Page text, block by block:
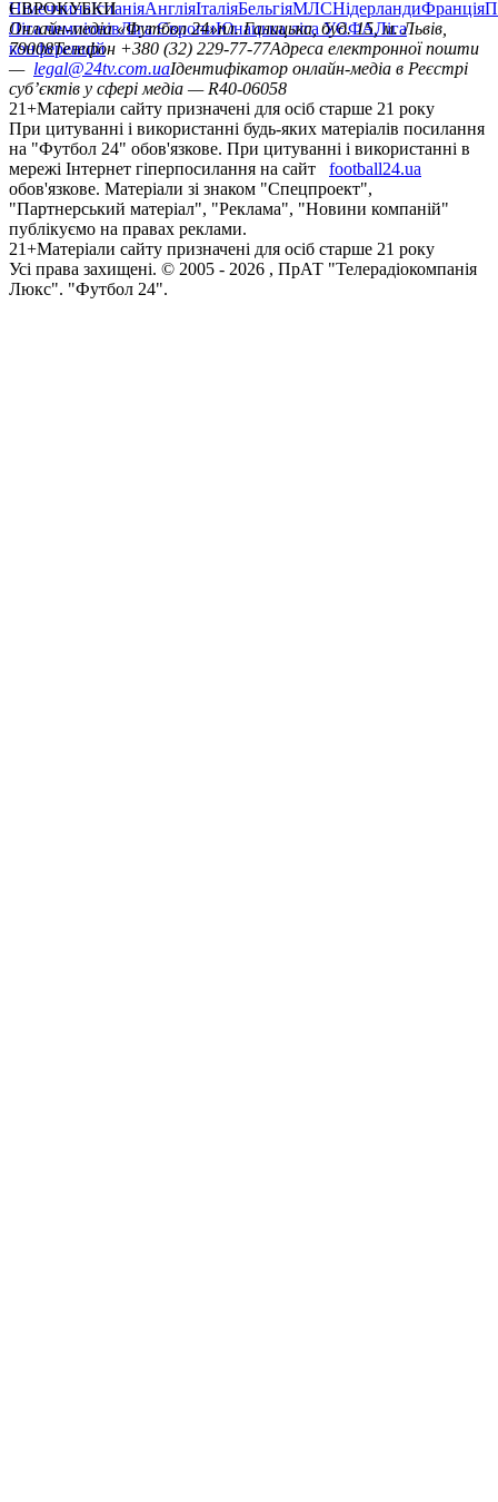
НімеччинаІспаніяАнгліяІталіяБельгіяМЛСНідерландиФранція
ЄВРОКУБКИ
Ліга чемпіонівЛіга ЄвропиЮнацька ліга УЄФАЛіга
конференцій
Онлайн-медіа «Футбол 24»пл. Галицька, буд. 15, м. Львів,
79008Телефон +380 (32) 229-77-77Адреса електронної пошти
— legal@24tv.com.uaІдентифікатор онлайн-медіа в Реєстрі
суб’єктів у сфері медіа — R40-06058
21+Матеріали сайту призначені для осіб старше 21 року
При цитуванні і використанні будь-яких матеріалів посилання
на "Футбол 24" обов'язкове. При цитуванні і використанні в
мережі Інтернет гіперпосилання на сайт
football24.ua
обов'язкове. Матеріали зі знаком "Спецпроект",
"Партнерський матеріал", "Реклама", "Новини компаній"
публікуємо на правах реклами.
21+Матеріали сайту призначені для осіб старше 21 року
Усi права захищенi. © 2005 - 2026 , ПрАТ "Телерадіокомпанія
Люкс". "Футбол 24".